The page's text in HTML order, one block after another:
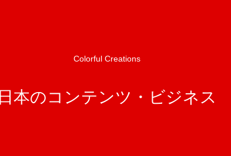
Colorful Creations
日本のコンテンツ・ビジネス